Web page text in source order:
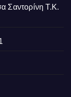
Σαντορίνη Τ.Κ.